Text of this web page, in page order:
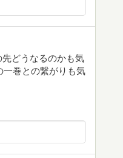
どうなるのかも気
一巻との繋がりも気